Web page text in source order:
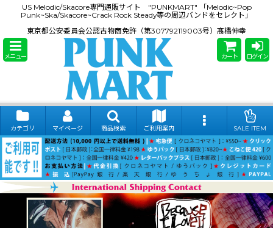
US Melodic/Skacore専門通販サイト "PUNKMART" 「Melodic~Pop
Punk~Ska/Skacore~Crack Rock Steady等の周辺バンドをセレクト」
東京都公安委員会公認古物商免許（第307792119003号）髙橋伸幸
メニュー カート ログイン
カテゴリ マイページ 商品検索 ご利用案内 SALE ITEM